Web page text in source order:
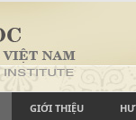
GIỚI THIỆU